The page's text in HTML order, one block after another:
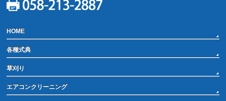
HOME
各種式典
草刈り
エアコンクリーニング